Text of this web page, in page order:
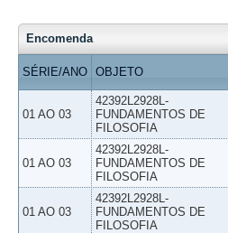
Encomenda
SÉRIE/ANO OBJETO
01 AO 03
42392L2928L-
FUNDAMENTOS DE
FILOSOFIA
01 AO 03
42392L2928L-
FUNDAMENTOS DE
FILOSOFIA
01 AO 03
42392L2928L-
FUNDAMENTOS DE
FILOSOFIA